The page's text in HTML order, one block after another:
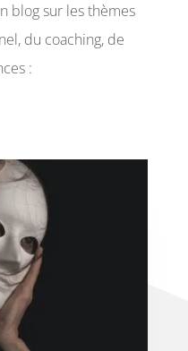
blog sur les thèmes
du coaching, de
: